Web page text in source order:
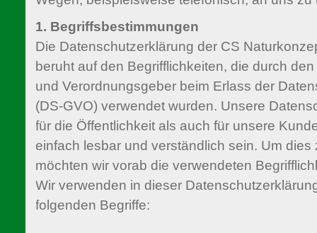
1. Begriffsbestimmungen
Die Datenschutzerklärung der CS
beruht auf den Begrifflichkeiten, die durch
und Verordnungsgeber beim Erlass der
(DS-GVO) verwendet wurden. Unsere
für die Öffentlichkeit als auch für unsere
einfach lesbar und verständlich sein. Um dies
möchten wir vorab die verwendeten
Wir verwenden in dieser
folgenden Begriffe: